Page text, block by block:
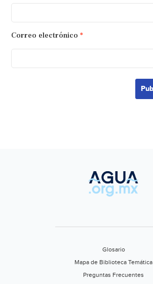
Correo electrónico *
Glosario
Mapa de Biblioteca Temática
Preguntas Frecuentes